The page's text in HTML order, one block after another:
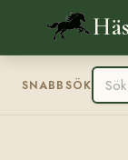
SNABBSÖK